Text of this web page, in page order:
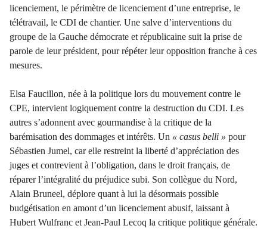
licenciement, le périmètre de licenciement d’une entreprise, le
télétravail, le CDI de chantier. Une salve d’interventions du
groupe de la Gauche démocrate et républicaine suit la prise de
parole de leur président, pour répéter leur opposition franche à ces
mesures.
Elsa Faucillon, née à la politique lors du mouvement contre le
CPE, intervient logiquement contre la destruction du CDI. Les
autres s’adonnent avec gourmandise à la critique de la
barémisation des dommages et intérêts. Un « casus belli » pour
Sébastien Jumel, car elle restreint la liberté d’appréciation des
juges et contrevient à l’obligation, dans le droit français, de
réparer l’intégralité du préjudice subi. Son collègue du Nord,
Alain Bruneel, déplore quant à lui la désormais possible
budgétisation en amont d’un licenciement abusif, laissant à
Hubert Wulfranc et Jean-Paul Lecoq la critique politique générale.